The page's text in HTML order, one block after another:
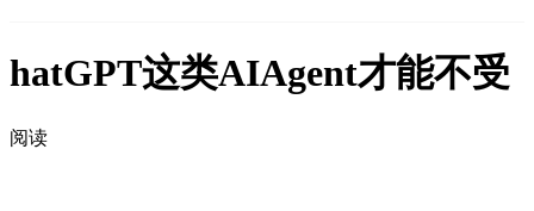
hatGPT这类AIAgent才能不受
阅读